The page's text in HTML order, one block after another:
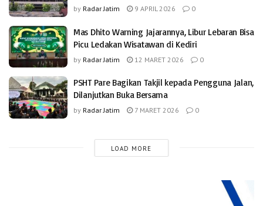
by Radar Jatim 9 APRIL 2026 0
Mas Dhito Warning Jajarannya, Libur Lebaran Bisa
Picu Ledakan Wisatawan di Kediri
by Radar Jatim 12 MARET 2026 0
PSHT Pare Bagikan Takjil kepada Pengguna Jalan,
Dilanjutkan Buka Bersama
by Radar Jatim 7 MARET 2026 0
LOAD MORE